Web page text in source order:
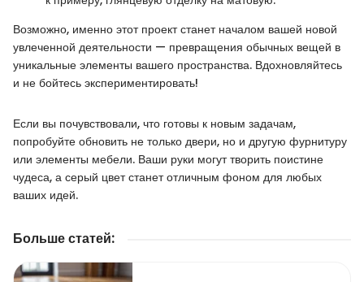
Возможно, именно этот проект станет началом вашей новой
увлеченной деятельности — превращения обычных вещей в
уникальные элементы вашего пространства. Вдохновляйтесь
и не бойтесь экспериментировать!
Если вы почувствовали, что готовы к новым задачам,
попробуйте обновить не только двери, но и другую фурнитуру
или элементы мебели. Ваши руки могут творить поистине
чудеса, а серый цвет станет отличным фоном для любых
ваших идей.
Больше статей: